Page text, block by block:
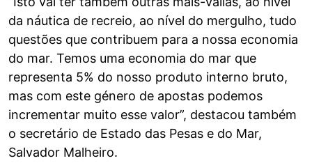
da náutica de recreio, ao nível do mergulho, tudo
questões que contribuem para a nossa economia
do mar. Temos uma economia do mar que
representa 5% do nosso produto interno bruto,
mas com este género de apostas podemos
incrementar muito esse valor”, destacou também
o secretário de Estado das Pesas e do Mar,
Salvador Malheiro.